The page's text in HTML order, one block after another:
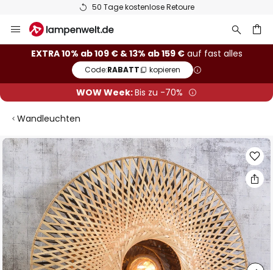
50 Tage kostenlose Retoure
Inhalt
springen
EXTRA 10% ab 109 € & 13% ab 159 €auf fast alles
Code:RABATT kopieren
WOW Week:Bis zu -70%
Wandleuchten
Zum
Ende
der
Bildgalerie
springen